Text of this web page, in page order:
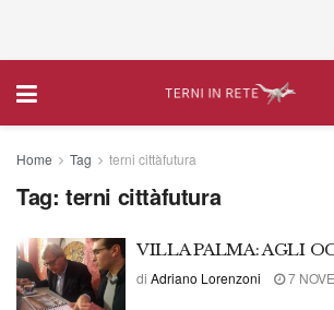
Home Tag terni cittàfutura
Tag: terni cittàfutura
VILLA PALMA: AGLI
di Adriano Lorenzoni 7